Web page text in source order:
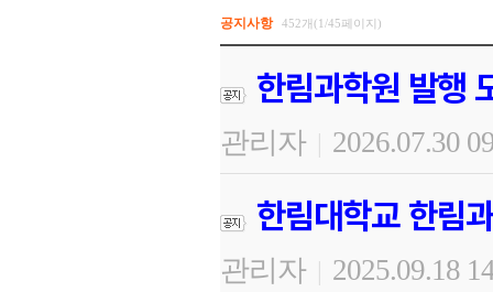
공지사항 452개(1/45페이지)
한림과학원 발행
관리자 | 2026.07.30
한림대학교 한림
관리자 | 2025.09.18